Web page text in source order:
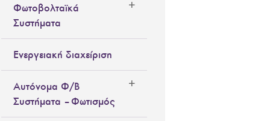
Φωτοβολταϊκά
Συστήματα
Ενεργειακή διαχείριση
Αυτόνομα Φ/Β
Συστήματα – Φωτισμός